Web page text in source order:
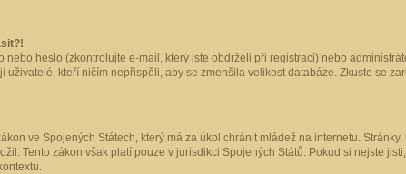
heslo (zkontrolujte e-mail, který jste obdrželi při registraci) nebo
kteří ničím nepřispěli, aby se zmenšila velikost databáze. Zkuste se
ve Spojených Státech, který má za úkol chránit mládež na internetu.
Tento zákon však platí pouze v jurisdikci Spojených Států. Pokud si nejste